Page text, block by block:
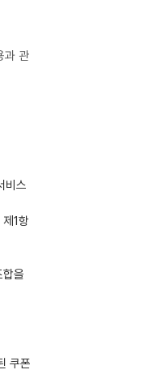
과 관
비스
1항
을
쿠폰